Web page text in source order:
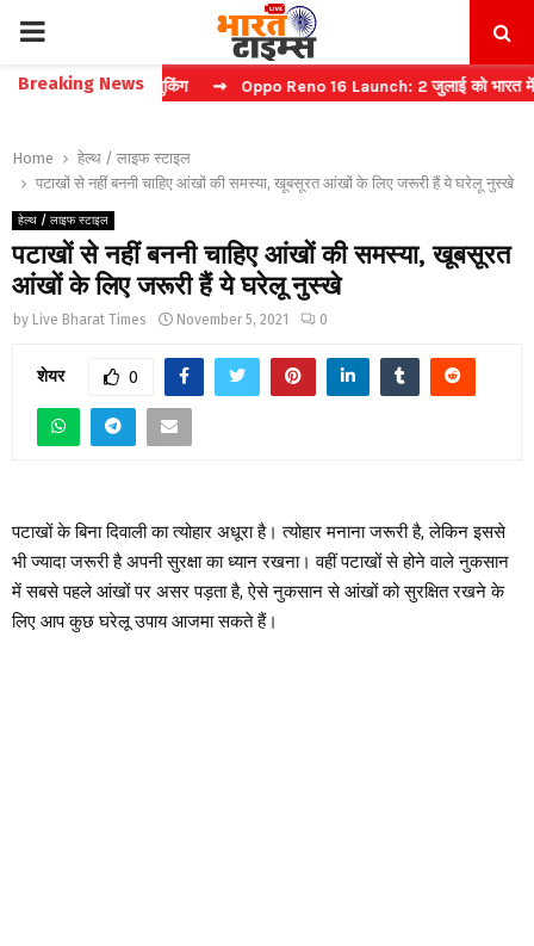
PRIMARY
MENU
Breaking News
करें फास्ट टिकट बुकिंग ⇝ Oppo Reno 16 Launch: 2 जुलाई को भारत में मचेगा
Home
हेल्थ / लाइफ स्टाइल
पटाखों से नहीं बननी चाहिए आंखों की समस्या, खूबसूरत आंखों के लिए जरूरी हैं ये घरेलू नुस्खे
हेल्थ / लाइफ स्टाइल
पटाखों से नहीं बननी चाहिए आंखों की समस्या, खूबसूरत
आंखों के लिए जरूरी हैं ये घरेलू नुस्खे
by Live Bharat Times November 5, 2021 0
शेयर 0
पटाखों के बिना दिवाली का त्योहार अधूरा है। त्योहार मनाना जरूरी है, लेकिन इससे
भी ज्यादा जरूरी है अपनी सुरक्षा का ध्यान रखना। वहीं पटाखों से होने वाले नुकसान
में सबसे पहले आंखों पर असर पड़ता है, ऐसे नुकसान से आंखों को सुरक्षित रखने के
लिए आप कुछ घरेलू उपाय आजमा सकते हैं।